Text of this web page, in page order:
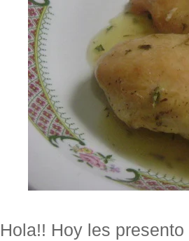
Hola!! Hoy les